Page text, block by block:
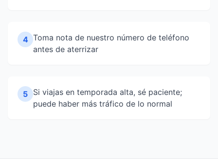
4 Toma nota de nuestro número de teléfono
antes de aterrizar
5 Si viajas en temporada alta, sé paciente;
puede haber más tráfico de lo normal